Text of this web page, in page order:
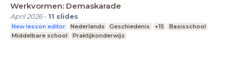
Werkvormen: Demaskarade
April 2026- 11 slides
New lesson editor Nederlands Geschiedenis +15
Basisschool
Middelbare school
Praktijkonderwijs